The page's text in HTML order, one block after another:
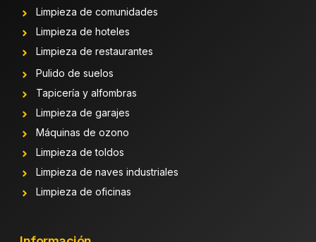
Limpieza de comunidades
Limpieza de hoteles
Limpieza de restaurantes
Pulido de suelos
Tapicería y alfombras
Limpieza de garajes
Máquinas de ozono
Limpieza de toldos
Limpieza de naves industriales
Limpieza de oficinas